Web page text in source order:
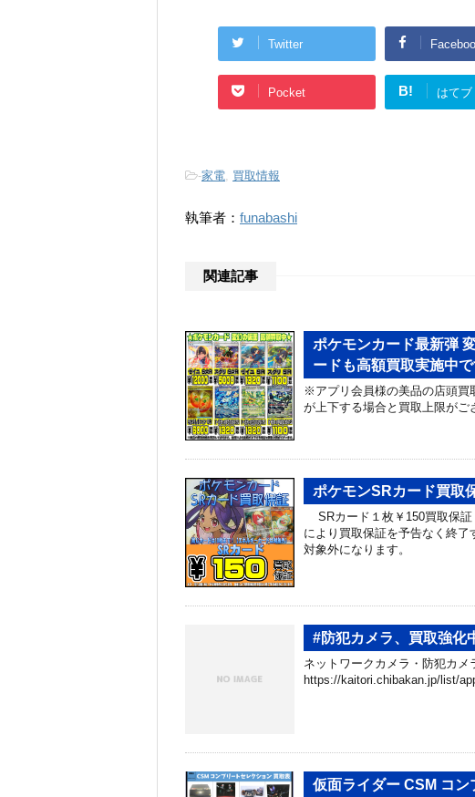
Twitter
Pocket B! はてブ
-家電, 買取情報
執筆者： funabashi
関連記事
ポケモンカード最新弾
ードも高額買取実施中
※アプリ会員様の美品の店頭買
が上下する場合と買取上限がご
ポケモンSRカード買取
SRカード１枚￥150買取保証
により買取保証を予告なく終
対象外になります。
#防犯カメラ、買取強化
ネットワークカメラ・防犯カ
https://kaitori.chibakan.jp/list/
仮面ライダー CSM コ